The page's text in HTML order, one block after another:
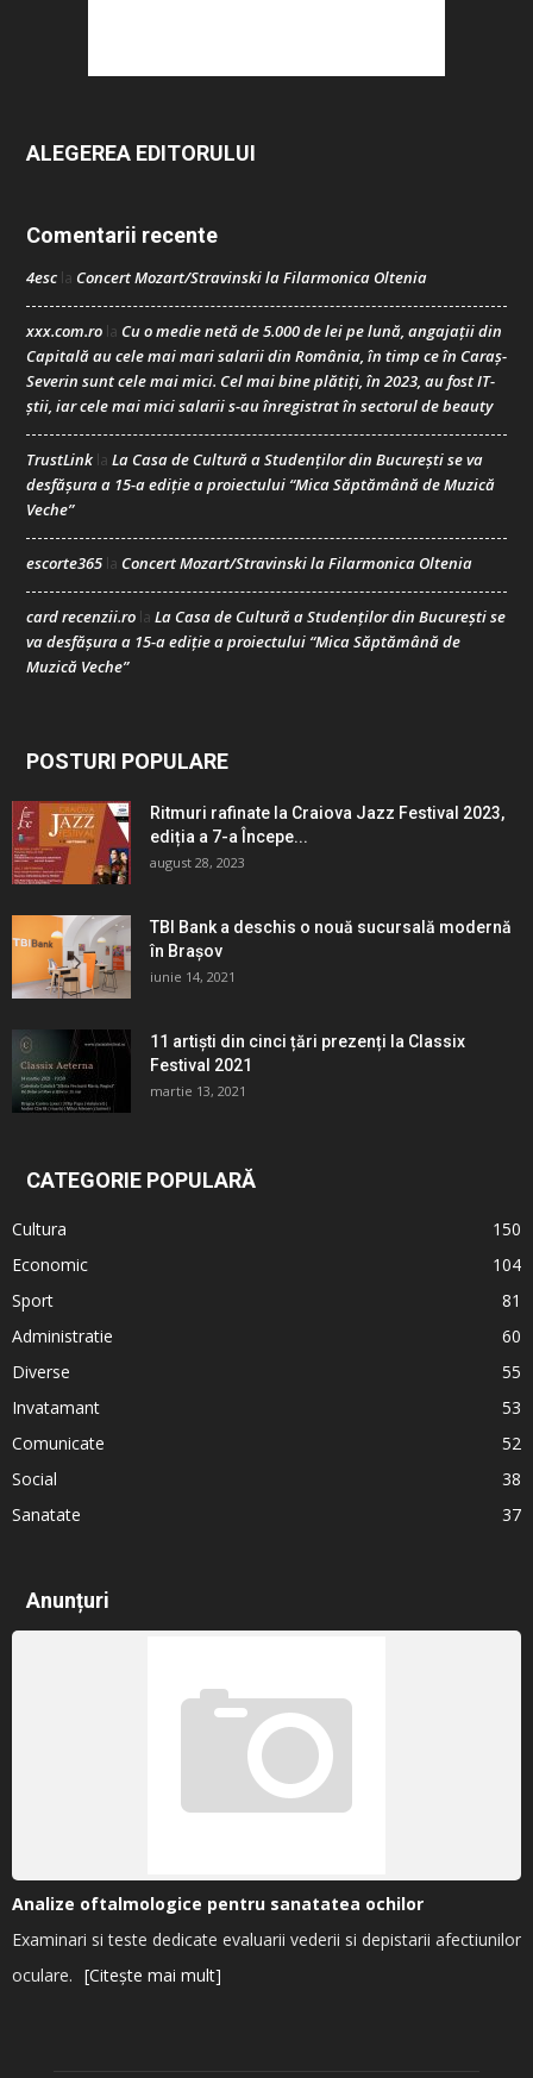
ALEGEREA EDITORULUI
Comentarii recente
4esc la Concert Mozart/Stravinski la Filarmonica Oltenia
xxx.com.ro la Cu o medie netă de 5.000 de lei pe lună, angajații din
Capitală au cele mai mari salarii din România, în timp ce în Caraș-
Severin sunt cele mai mici. Cel mai bine plătiți, în 2023, au fost IT-
știi, iar cele mai mici salarii s-au înregistrat în sectorul de beauty
TrustLink la La Casa de Cultură a Studenților din București se va
desfășura a 15-a ediție a proiectului “Mica Săptămână de Muzică
Veche”
escorte365 la Concert Mozart/Stravinski la Filarmonica Oltenia
card recenzii.ro la La Casa de Cultură a Studenților din București se
va desfășura a 15-a ediție a proiectului “Mica Săptămână de
Muzică Veche”
POSTURI POPULARE
Ritmuri rafinate la Craiova Jazz Festival 2023,
ediția a 7-a Începe...
august 28, 2023
TBI Bank a deschis o nouă sucursală modernă
în Brașov
iunie 14, 2021
11 artiști din cinci țări prezenți la Classix
Festival 2021
martie 13, 2021
CATEGORIE POPULARĂ
Cultura
150
Economic
104
Sport
81
Administratie
60
Diverse
55
Invatamant
53
Comunicate
52
Social
38
Sanatate
37
Anunțuri
Analize oftalmologice pentru sanatatea ochilor
Examinari si teste dedicate evaluarii vederii si depistarii afectiunilor
oculare. [Citește mai mult]